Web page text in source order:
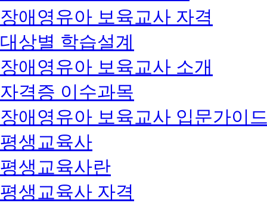
장애영유아 보육교사 자격
대상별 학습설계
장애영유아 보육교사 소개
자격증 이수과목
장애영유아 보육교사 입문가이
평생교육사
평생교육사란
평생교육사 자격